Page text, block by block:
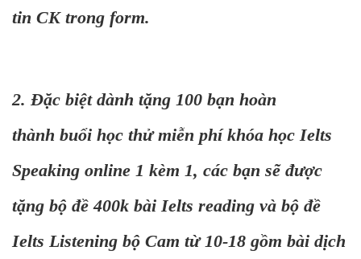
tin CK trong form.
2. Đặc biệt dành tặng 100 bạn hoàn
thành buổi học thử miễn phí khóa học Ielts
Speaking online 1 kèm 1, các bạn sẽ được
tặng bộ đề 400k bài Ielts reading và bộ đề
Ielts Listening bộ Cam từ 10-18 gồm bài dịch